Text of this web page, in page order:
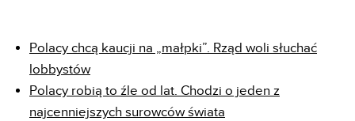
Polacy chcą kaucji na „małpki”. Rząd woli słuchać
lobbystów
Polacy robią to źle od lat. Chodzi o jeden z
najcenniejszych surowców świata